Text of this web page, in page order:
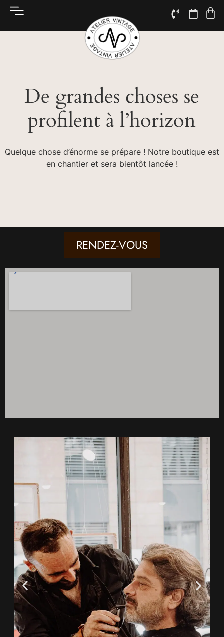
De grandes choses se
profilent à l’horizon
Quelque chose d’énorme se prépare ! Notre boutique est
en chantier et sera bientôt lancée !
RENDEZ-VOUS